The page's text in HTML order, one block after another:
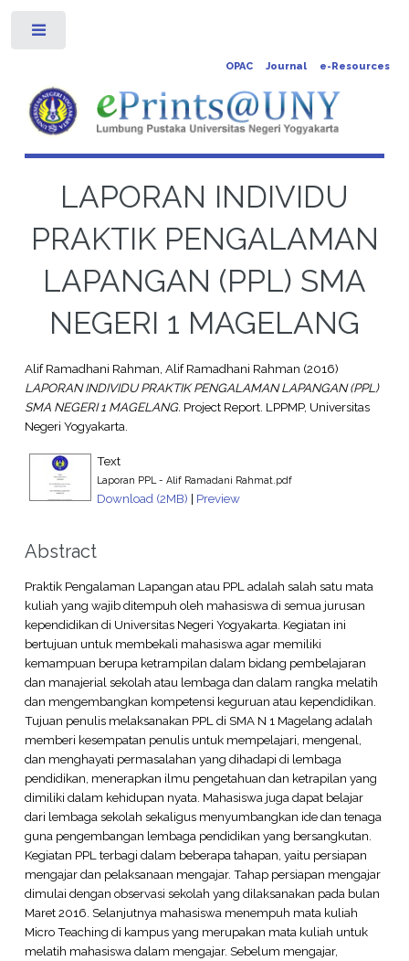
OPAC Journal e-Resources
LAPORAN INDIVIDU
PRAKTIK PENGALAMAN
LAPANGAN (PPL) SMA
NEGERI 1 MAGELANG
Alif Ramadhani Rahman, Alif Ramadhani Rahman (2016)
LAPORAN INDIVIDU PRAKTIK PENGALAMAN LAPANGAN (PPL)
SMA NEGERI 1 MAGELANG. Project Report. LPPMP, Universitas
Negeri Yogyakarta.
Text
Laporan PPL - Alif Ramadani Rahmat.pdf
Download (2MB) | Preview
Abstract
Praktik Pengalaman Lapangan atau PPL adalah salah satu mata
kuliah yang wajib ditempuh oleh mahasiswa di semua jurusan
kependidikan di Universitas Negeri Yogyakarta. Kegiatan ini
bertujuan untuk membekali mahasiswa agar memiliki
kemampuan berupa ketrampilan dalam bidang pembelajaran
dan manajerial sekolah atau lembaga dan dalam rangka melatih
dan mengembangkan kompetensi keguruan atau kependidikan.
Tujuan penulis melaksanakan PPL di SMA N 1 Magelang adalah
memberi kesempatan penulis untuk mempelajari, mengenal,
dan menghayati permasalahan yang dihadapi di lembaga
pendidikan, menerapkan ilmu pengetahuan dan ketrapilan yang
dimiliki dalam kehidupan nyata. Mahasiswa juga dapat belajar
dari lembaga sekolah sekaligus menyumbangkan ide dan tenaga
guna pengembangan lembaga pendidikan yang bersangkutan.
Kegiatan PPL terbagi dalam beberapa tahapan, yaitu persiapan
mengajar dan pelaksanaan mengajar. Tahap persiapan mengajar
dimulai dengan observasi sekolah yang dilaksanakan pada bulan
Maret 2016. Selanjutnya mahasiswa menempuh mata kuliah
Micro Teaching di kampus yang merupakan mata kuliah untuk
melatih mahasiswa dalam mengajar. Sebelum mengajar,